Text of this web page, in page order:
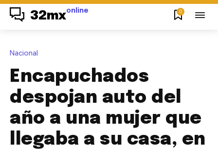
32mxonline 0
Nacional
Encapuchados
despojan auto del
año a una mujer que
llegaba a su casa, en